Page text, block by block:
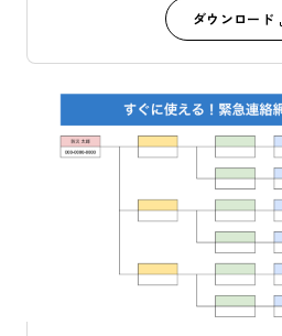
ダウンロード